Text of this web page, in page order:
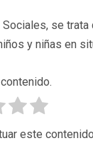
se trata
y niñas en
este